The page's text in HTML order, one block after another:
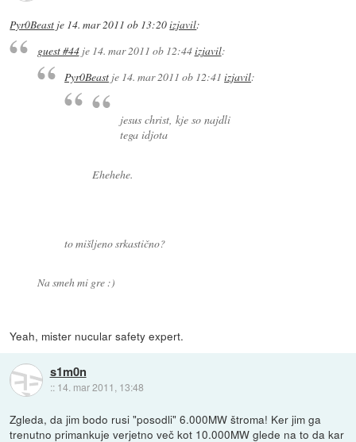
Pyr0Beast je 14. mar 2011 ob 13:20izjavil:
guest #44je 14. mar 2011 ob 12:44izjavil:
Pyr0Beast je 14. mar 2011 ob 12:41 izjavil:
jesus christ, kje so najdli
tega idjota
Ehehehe.
to mišljeno srkastično?
Na smeh mi gre :)
Yeah, mister nucular safety expert.
s1m0n
:: 14. mar 2011, 13:48
Zgleda, da jim bodo rusi "posodli" 6.000MW štroma! Ker jim ga
trenutno primankuje verjetno več kot 10.000MW glede na to da kar